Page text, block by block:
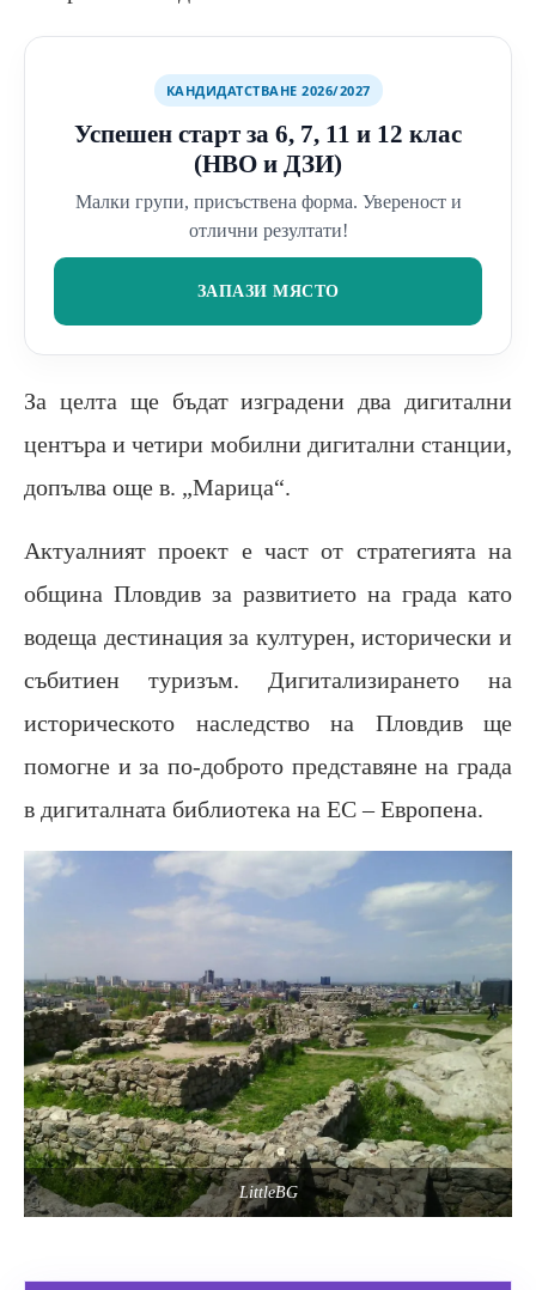
КАНДИДАТСТВАНЕ 2026/2027
Успешен старт за 6, 7, 11 и 12 клас
(НВО и ДЗИ)
Малки групи, присъствена форма. Увереност и
отлични резултати!
ЗАПАЗИ МЯСТО
За целта ще бъдат изградени два дигитални
центъра и четири мобилни дигитални станции,
допълва още в. „Марица“.
Актуалният проект е част от стратегията на
община Пловдив за развитието на града като
водеща дестинация за културен, исторически и
събитиен туризъм. Дигитализирането на
историческото наследство на Пловдив ще
помогне и за по-доброто представяне на града
в дигиталната библиотека на ЕС – Европена.
LittleBG